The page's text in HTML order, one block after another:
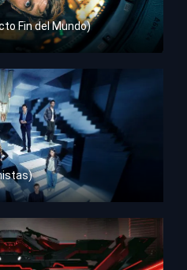
Fin del Mundo)